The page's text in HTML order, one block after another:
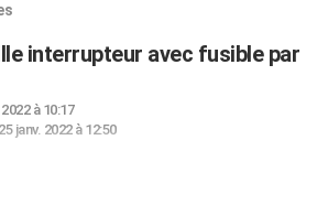
interrupteur avec fusible par
à 10:17
25 janv. 2022 à 12:50